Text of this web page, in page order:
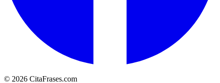
© 2026 CitaFrases.com